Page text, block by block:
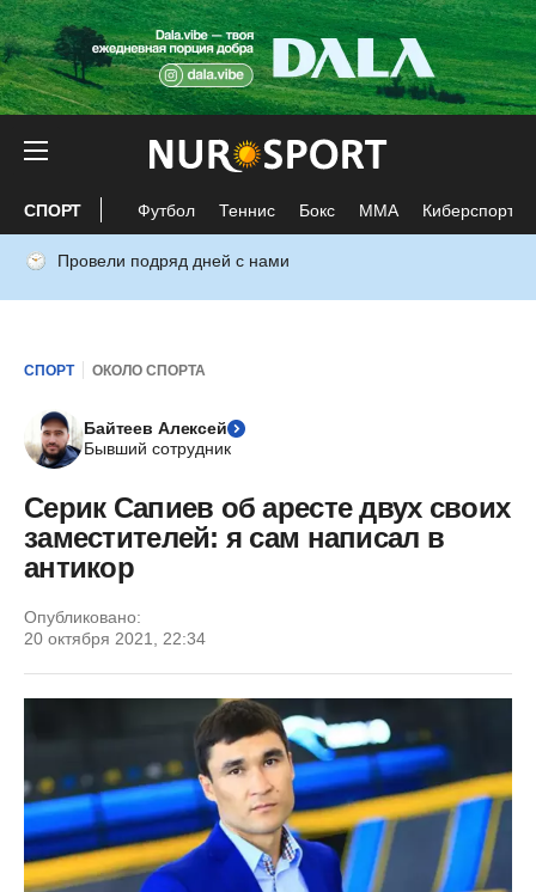
СПОРТ Футбол Теннис Бокс ММА Киберспорт
Провели подряд дней с нами
СПОРТ ОКОЛО СПОРТА
Байтеев Алексей
Бывший сотрудник
Серик Сапиев об аресте двух своих
заместителей: я сам написал в
антикор
Опубликовано:
20 октября 2021, 22:34